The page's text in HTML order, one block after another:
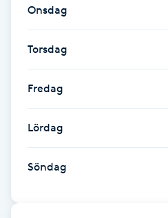
IPL hårborttagning
Onsdag
Torsdag
Fredag
Lördag
Söndag